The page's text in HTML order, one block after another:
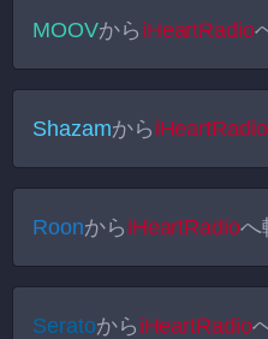
MOOVから iHeartRadio
Shazamから iHeartRadio
Roonから iHeartRadioへ
Seratoから iHeartRadio